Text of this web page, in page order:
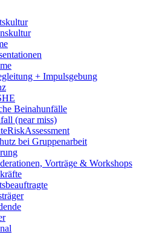
+ Impulsgebung
Beinahunfälle
(near miss)
bei Gruppenarbeit
Vorträge & Workshops